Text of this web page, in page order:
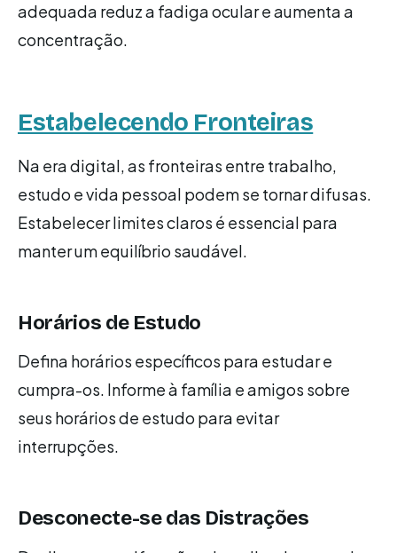
adequada reduz a fadiga ocular e aumenta a
concentração.
Estabelecendo Fronteiras
Na era digital, as fronteiras entre trabalho,
estudo e vida pessoal podem se tornar difusas.
Estabelecer limites claros é essencial para
manter um equilíbrio saudável.
Horários de Estudo
Defina horários específicos para estudar e
cumpra-os. Informe à família e amigos sobre
seus horários de estudo para evitar
interrupções.
Desconecte-se das Distrações